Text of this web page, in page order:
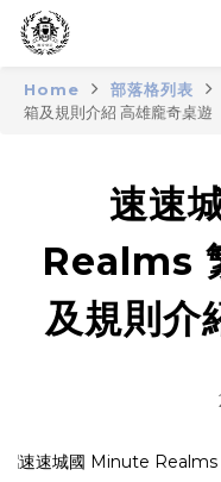
Home 部落格列表
箱及規則介紹 高雄龐奇桌遊
速速
Realms
及規則介